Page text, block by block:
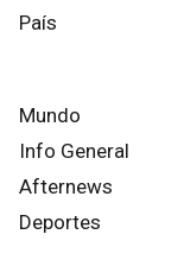
País
Mundo
Info General
Afternews
Deportes